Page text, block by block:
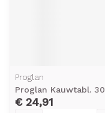
Proglan
Proglan Kauwtabl. 30
€ 24,91